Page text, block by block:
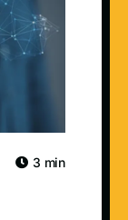
3 min